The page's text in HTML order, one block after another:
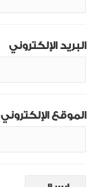
البريد الإلكتروني
الموقع الإلكتروني